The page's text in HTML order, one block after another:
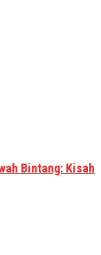
Bintang: Kisah